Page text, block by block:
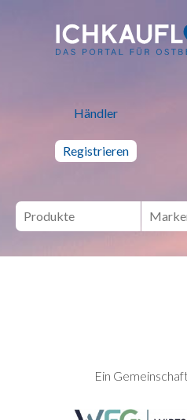
ich kauf lokal
Händler
Registrieren
SEITENFUSS
Ein